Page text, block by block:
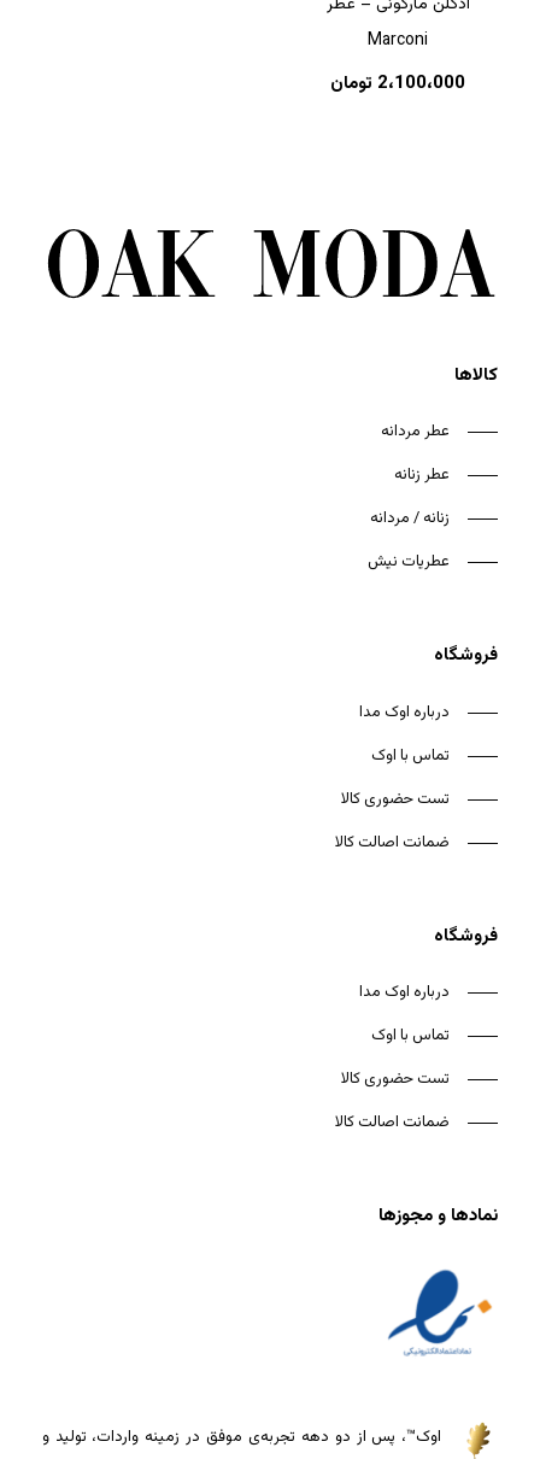
هیچ محصولی در سبد خرید نیست.
Marconi
2،100،000 تومان
کالاها
عطر مردانه
عطر زنانه
زنانه / مردانه
عطریات نیش
فروشگاه
درباره اوک مدا
تماس با اوک
تست حضوری کالا
ضمانت اصالت کالا
فروشگاه
درباره اوک مدا
تماس با اوک
تست حضوری کالا
ضمانت اصالت کالا
نمادها و مجوزها
اوک™، پس از دو دهه تجربه‌ی موفق در زمینه واردات، تولید و